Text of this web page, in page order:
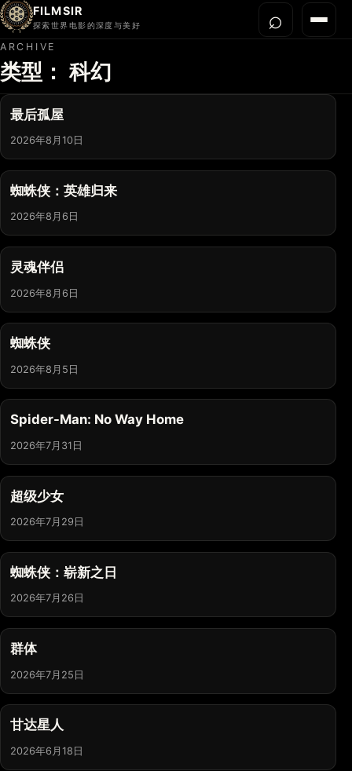
FILMSIR
探索世界电影的深度与美好 菜单
首页
今晚看什么
世界电影节
导演宇宙
影片库
关于我们
⌕打开
ARCHIVE
类型： 科幻
最后孤屋
2026年8月10日
蜘蛛侠：英雄归来
2026年8月6日
灵魂伴侣
2026年8月6日
蜘蛛侠
2026年8月5日
Spider-Man: No Way Home
2026年7月31日
超级少女
2026年7月29日
蜘蛛侠：崭新之日
2026年7月26日
群体
2026年7月25日
甘达星人
2026年6月18日